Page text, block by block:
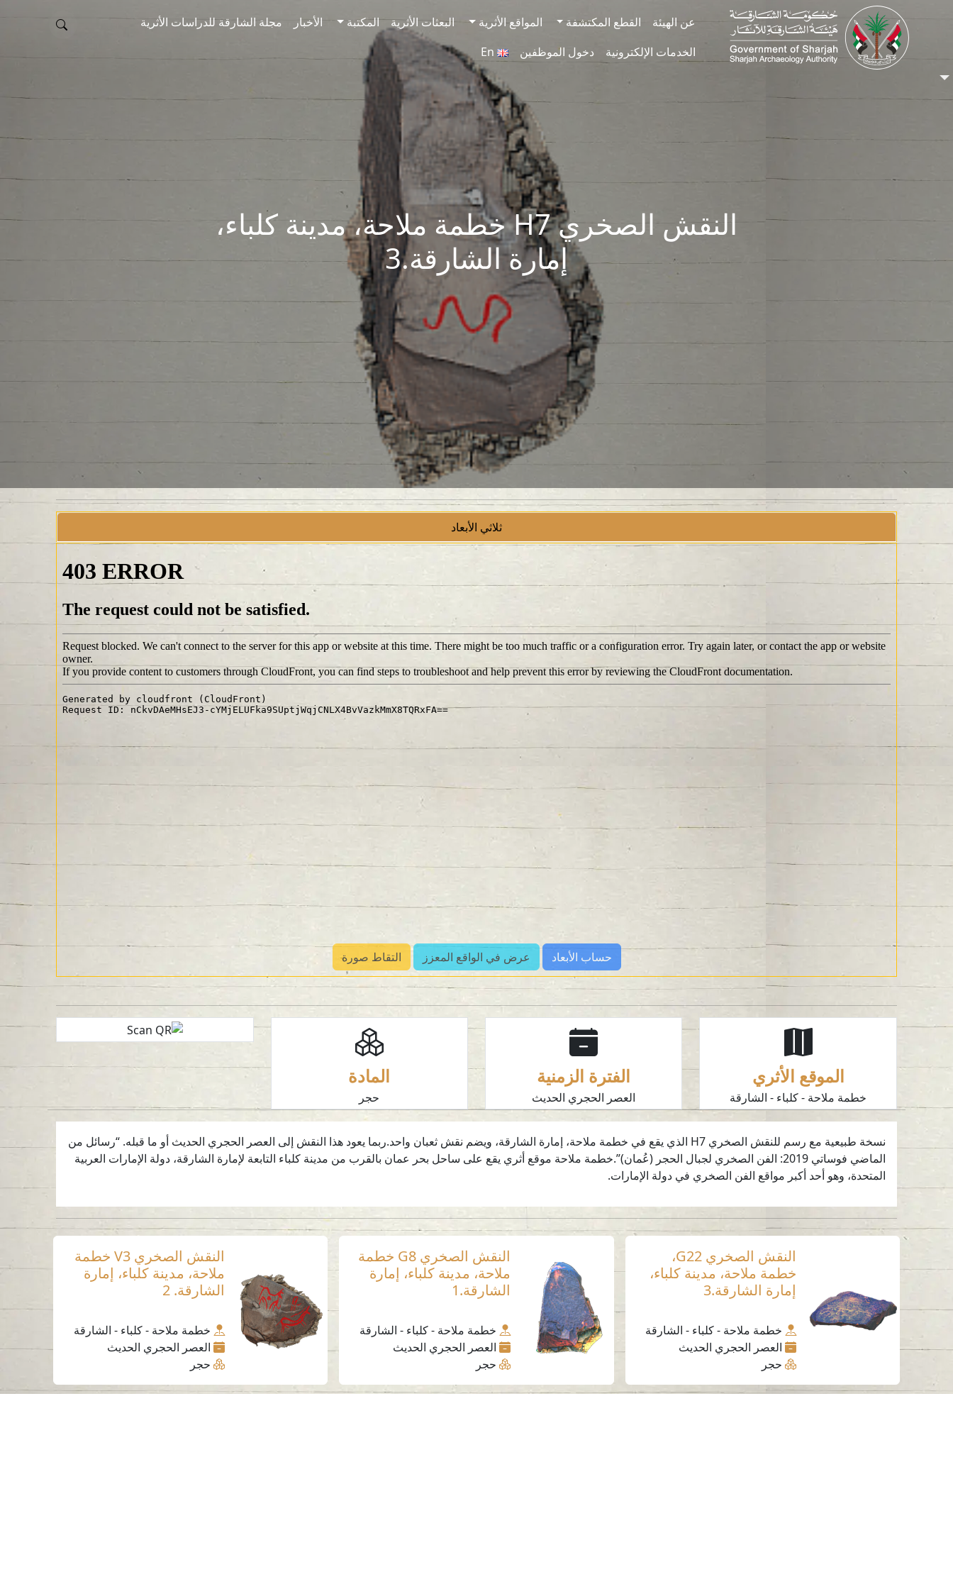
Skip to main content
عن الهيئة
القطع المكتشفة المواقع الأثرية البعثات الأثرية المكتبة الأخبار
مجلة الشارقة للدراسات الأثرية
الخدمات الإلكترونية
دخول الموظفين En
النقش الصخري H7 خطمة ملاحة، مدينة كلباء،
إمارة الشارقة.3
ثلاثي الأبعاد
حساب الأبعاد عرض في الواقع المعزز التقاط صورة
الموقع الأثري
خطمة ملاحة - كلباء - الشارقة
الفترة الزمنية
العصر الحجري الحديث
المادة
حجر
نسخة طبيعية مع رسم للنقش الصخري H7 الذي يقع في خطمة ملاحة، إمارة الشارقة، ويضم نقش ثعبان واحد.ربما يعود هذا النقش إلى العصر الحجري الحديث أو ما قبله. “رسائل من
الماضي فوساتي 2019: الفن الصخري لجبال الحجر (عُمان)”.خطمة ملاحة موقع أثري يقع على ساحل بحر عمان بالقرب من مدينة كلباء التابعة لإمارة الشارقة، دولة الإمارات العربية
المتحدة، وهو أحد أكبر مواقع الفن الصخري في دولة الإمارات.
النقش الصخري G22،
خطمة ملاحة، مدينة كلباء،
إمارة الشارقة.3
خطمة ملاحة - كلباء - الشارقة
العصر الحجري الحديث
حجر
النقش الصخري G8 خطمة
ملاحة، مدينة كلباء، إمارة
الشارقة.1
خطمة ملاحة - كلباء - الشارقة
العصر الحجري الحديث
حجر
النقش الصخري V3 خطمة
ملاحة، مدينة كلباء، إمارة
الشارقة. 2
خطمة ملاحة - كلباء - الشارقة
العصر الحجري الحديث
حجر